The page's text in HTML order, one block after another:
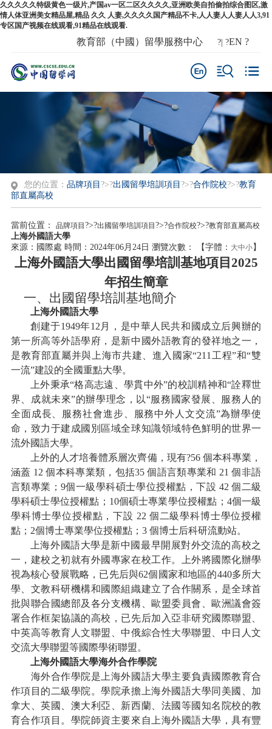
久久久久久特级黄色一级片,产国av一区二区久久久久,亚洲欧美自拍偷拍综合图区,激
情人体亚洲美女精品屋,精品 久久 人妻,久久久久国产精品不卡,人人妻人人妻人人3,91
专区国产视频在线观看,91精品在线观看.
教育部（中國）留學服務中心 ?| ?EN?
您的位置： 品牌項目 ?>?出國留學培訓項目 ?>?合作院校?>?教育
部直屬高校
當前位置： 品牌項目 ?>?出國留學培訓項目 ?>?合作院校?>?教育部直屬高校
上海外國語大學
來源：國際處 時間：2024年06月24日 瀏覽次數： 【字體： 大中小】
上海外國語大學出國留學培訓基地項目 2025
年招生簡章
一、出國留學培訓基地簡介
上海外國語大學
創建于1949年12月，是中華人民共和國成立后興辦的
第一所高等外語學府，是新中國外語教育的發祥地之一，
是教育部直屬并與上海市共建、進入國家“211工程”和“雙
一流”建設的全國重點大學。
上外秉承“格高志遠、學貫中外”的校訓精神和“詮釋世
界、成就未來”的辦學理念，以“服務國家發展、服務人的
全面成長、服務社會進步、服務中外人文交流”為辦學使
命，致力于建成國別區域全球知識領域特色鮮明的世界一
流外國語大學。
上外的人才培養體系層次齊備，現有?56 個本科專業，
涵蓋 12 個本科專業類，包括35 個語言類專業和 21 個非語
言類專業； 9個一級學科碩士學位授權點，下設 42 個二級
學科碩士學位授權點； 10個碩士專業學位授權點； 4個一級
學科博士學位授權點，下設 22 個二級學科博士學位授權
點； 2個博士專業學位授權點； 3 個博士后科研流動站。
上海外國語大學是新中國最早開展對外交流的高校之
一，建校之初就有外國專家在校工作。上外將國際化辦學
視為核心發展戰略，已先后與62個國家和地區的440多所大
學、文教科研機構和國際組織建立了合作關系，是全球首
批與聯合國總部及各分支機構、歐盟委員會、歐洲議會簽
署合作框架協議的高校，已先后加入亞非研究國際聯盟、
中英高等教育人文聯盟、中俄綜合性大學聯盟、中日人文
交流大學聯盟等國際學術聯盟。
上海外國語大學海外合作學院
海外合作學院是上海外國語大學主要負責國際教育合
作項目的二級學院。學院承擔上海外國語大學同美國、加
拿大、英國、澳大利亞、新西蘭、法國等國知名院校的教
育合作項目。學院師資主要來自上海外國語大學，具有豐